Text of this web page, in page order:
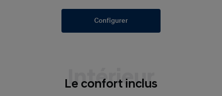
Configurer
Intérieur
Le confort inclus